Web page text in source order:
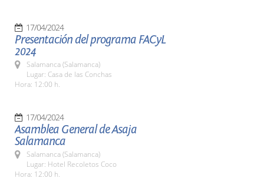
17/04/2024
Presentación del programa FACyL
2024
Salamanca (Salamanca)
Lugar: Casa de las Conchas
Hora: 12:00 h.
17/04/2024
Asamblea General de Asaja
Salamanca
Salamanca (Salamanca)
Lugar: Hotel Recoletos Coco
Hora: 12:00 h.